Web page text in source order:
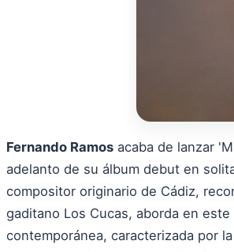
Fernando Ramos acaba de lanzar
adelanto de su álbum debut en
compositor originario de Cádiz,
gaditano Los Cucas, aborda en
contemporánea, caracterizada por